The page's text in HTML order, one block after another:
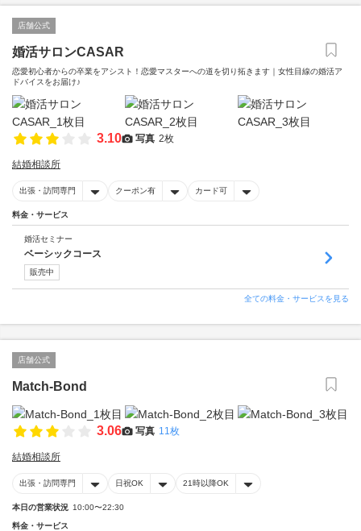
店舗公式
婚活サロンCASAR
恋愛初心者からの卒業をアシスト！恋愛マスターへの道を切り拓きます｜女性目線の婚活ア
ドバイスをお届け♪
3.10 写真 2枚
結婚相談所
出張・訪問専門 クーポン有 カード可
料金・サービス
婚活セミナー
ベーシックコース
販売中
全ての料金・サービスを見る
店舗公式
Match-Bond
3.06 写真 11枚
結婚相談所
出張・訪問専門 日祝OK 21時以降OK
本日の営業状況 10:00〜22:30
料金・サービス